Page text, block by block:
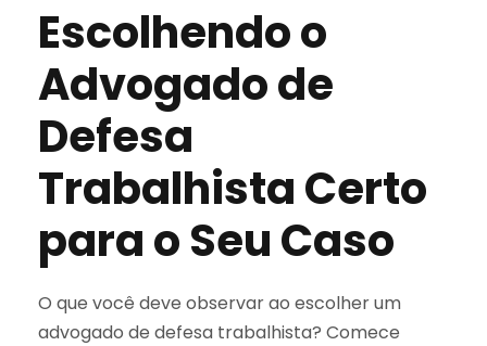
Escolhendo o
Advogado de
Defesa
Trabalhista Certo
para o Seu Caso
O que você deve observar ao escolher um
advogado de defesa trabalhista? Comece